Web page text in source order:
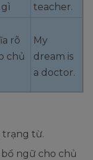
teacher.
rõ
chủ
My
dream is
a doctor.
trạng từ.
ngữ cho chủ